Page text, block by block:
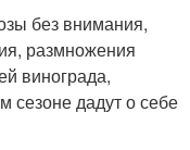
без внимания,
размножения
винограда,
сезоне дадут о себе